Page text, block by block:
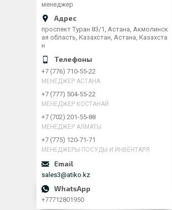
менеджер
проспект Туран 83/1, Астана, Акмолинск
ая область, Казахстан, Астана, Казахста
н
+7 (776) 710-55-22
МЕНЕДЖЕР АСТАНА
+7 (777) 504-55-22
МЕНЕДЖЕР КОСТАНАЙ
+7 (702) 201-55-88
МЕНЕДЖЕР АЛМАТЫ
+7 (775) 120-71-71
МЕНЕДЖЕРЫ ПОСУДЫ И ИНВЕНТАРЯ
sales3@atiko.kz
+77712801950